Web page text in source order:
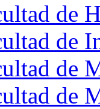
de
de
de
de